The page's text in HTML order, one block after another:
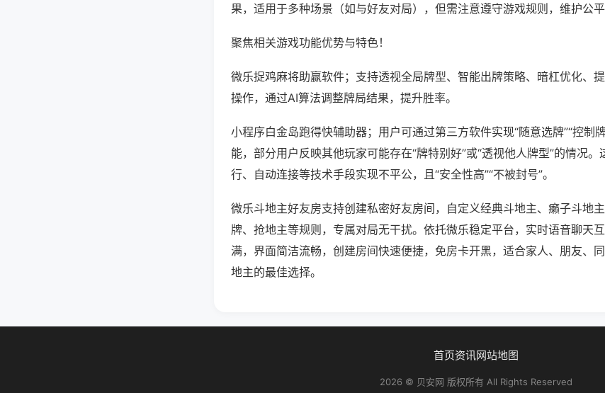
果，适用于多种场景（如与好友对局），但需注意遵守游戏规则，维护公平
聚焦相关游戏功能优势与特色！
微乐捉鸡麻将助赢软件；支持透视全局牌型、智能出牌策略、暗杠优化、
操作，通过AI算法调整牌局结果，提升胜率。
小程序白金岛跑得快辅助器；用户可通过第三方软件实现“随意选牌”“控制
能，部分用户反映其他玩家可能存在“牌特别好”或“透视他人牌型”的情况
行、自动连接等技术手段实现不平公，且“安全性高”“不被封号”。
微乐斗地主好友房支持创建私密好友房间，自定义经典斗地主、癞子斗地
牌、抢地主等规则，专属对局无干扰。依托微乐稳定平台，实时语音聊天
满，界面简洁流畅，创建房间快速便捷，免房卡开黑，适合家人、朋友、
地主的最佳选择。
首页资讯网站地图
2026 © 贝安网 版权所有 All Rights Reserved